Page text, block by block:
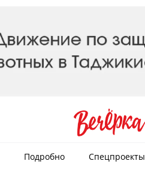
Подробно Спецпроекты